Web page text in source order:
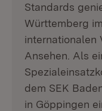
Standards
Württemberg
internationalen
Ansehen. Als
dem SEK
in Göppingen